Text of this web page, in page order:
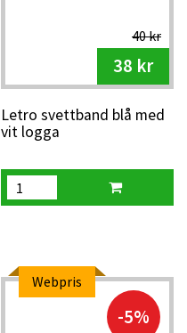
40 kr
38 kr
Letro svettband blå med
vit logga
Webpris
-5%